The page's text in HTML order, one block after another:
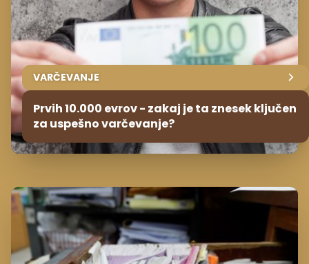
VARČEVANJE
Prvih 10.000 evrov - zakaj je ta znesek ključen
za uspešno varčevanje?